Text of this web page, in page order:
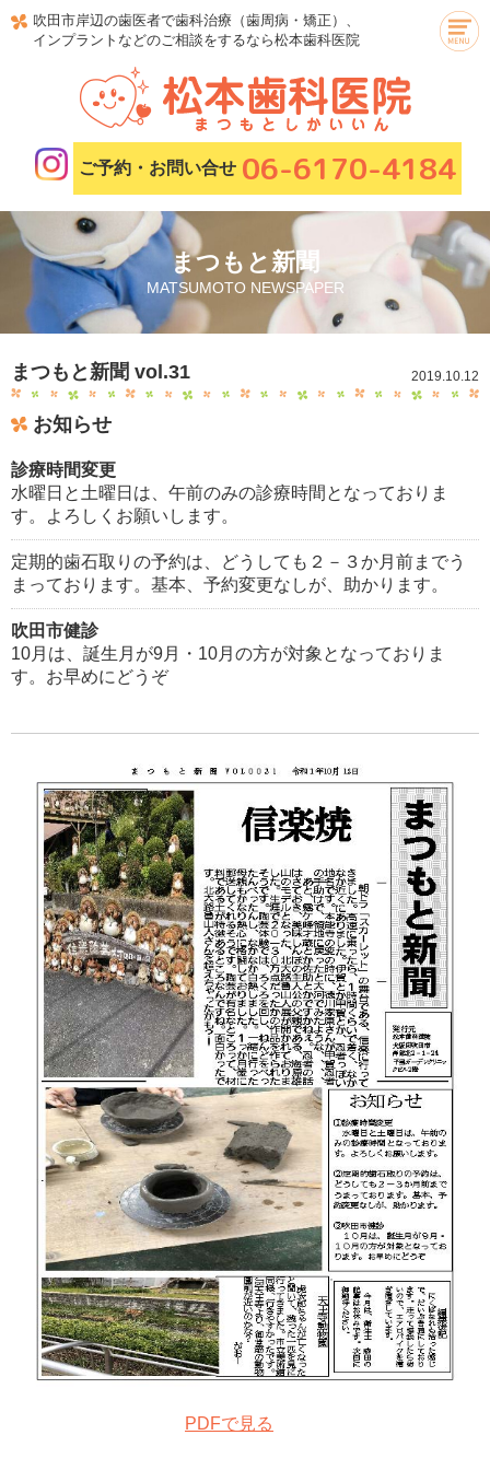
吹田市岸辺の歯医者で歯科治療（歯周病・矯正）、
インプラントなどのご相談をするなら松本歯科医院
ご予約・お問い合せ 06-6170-4184
まつもと新聞
MATSUMOTO NEWSPAPER
2019.10.12
まつもと新聞 vol.31
お知らせ
診療時間変更
水曜日と土曜日は、午前のみの診療時間となっておりま
す。よろしくお願いします。
定期的歯石取りの予約は、どうしても２－３か月前までう
まっております。基本、予約変更なしが、助かります。
吹田市健診
10月は、誕生月が9月・10月の方が対象となっておりま
す。お早めにどうぞ
PDFで見る